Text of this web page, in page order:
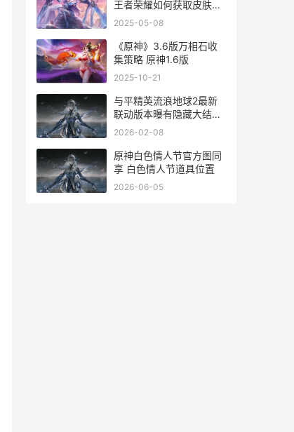
王者荣耀如何获取皮肤碎
片
2025-05-08
《原神》3.6版万相石收
集策略 原神1.6版
2025-10-21
与平精英流浪地球2最新
联动版本曝有隐藏大结局
和平精英流浪武士
2026-02-08
原神白色情人节官方图同
享 白色情人节道具位置
2026-06-05